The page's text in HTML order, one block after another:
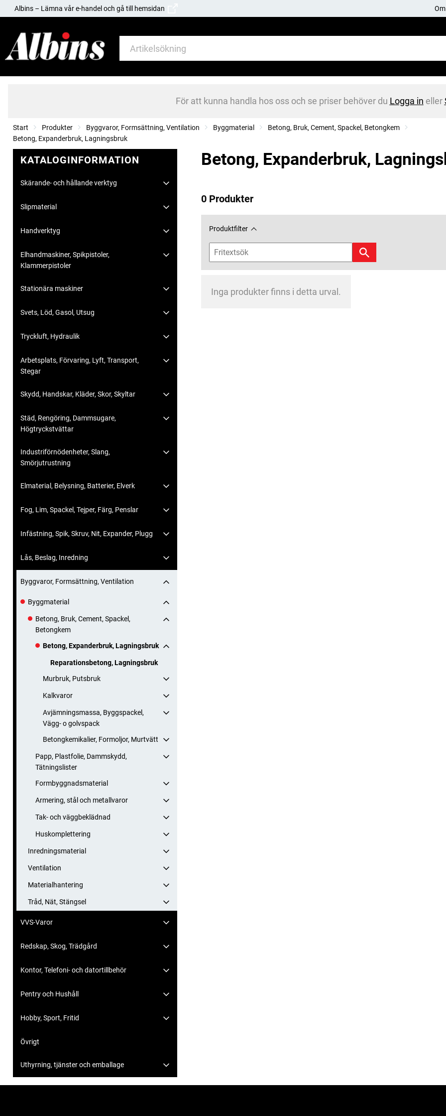
Albins – Lämna vår e-handel och gå till hemsidan
För att kunna handla hos oss och se priser behöver du Logga in eller
Start Produkter Byggvaror, Formsättning, Ventilation Byggmaterial
Betong, Bruk, Cement, Spackel, Betongkem
Betong, Expanderbruk, Lagningsbruk
KATALOGINFORMATION
Skärande- och hållande verktyg
Slipmaterial
Handverktyg
Elhandmaskiner, Spikpistoler,
Klammerpistoler
Stationära maskiner
Svets, Löd, Gasol, Utsug
Tryckluft, Hydraulik
Arbetsplats, Förvaring, Lyft, Transport,
Stegar
Skydd, Handskar, Kläder, Skor, Skyltar
Städ, Rengöring, Dammsugare,
Högtryckstvättar
Industriförnödenheter, Slang,
Smörjutrustning
Elmaterial, Belysning, Batterier, Elverk
Fog, Lim, Spackel, Tejper, Färg, Penslar
Infästning, Spik, Skruv, Nit, Expander, Plugg
Lås, Beslag, Inredning
Byggvaror, Formsättning, Ventilation
Byggmaterial
Betong, Bruk, Cement, Spackel,
Betongkem
Betong, Expanderbruk, Lagningsbruk
Reparationsbetong, Lagningsbruk
Murbruk, Putsbruk
Kalkvaror
Avjämningsmassa, Byggspackel,
Vägg- o golvspack
Betongkemikalier, Formoljor, Murtvätt
Papp, Plastfolie, Dammskydd,
Tätningslister
Formbyggnadsmaterial
Armering, stål och metallvaror
Tak- och väggbeklädnad
Huskomplettering
Inredningsmaterial
Ventilation
Materialhantering
Tråd, Nät, Stängsel
VVS-Varor
Redskap, Skog, Trädgård
Kontor, Telefoni- och datortillbehör
Pentry och Hushåll
Hobby, Sport, Fritid
Övrigt
Uthyrning, tjänster och emballage
Betong, Expanderbruk,
0 Produkter
Produktfilter
Inga produkter finns i detta urval.